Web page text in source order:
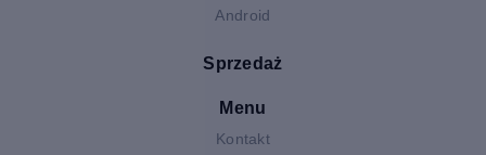
Android
Sprzedaż
Menu
Kontakt